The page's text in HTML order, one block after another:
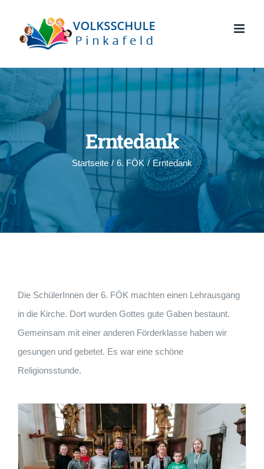
springen
Erntedank
Startseite / 6. FÖK / Erntedank
Die SchülerInnen der 6. FÖK machten einen Lehrausgang
in die Kirche. Dort wurden Gottes gute Gaben bestaunt.
Gemeinsam mit einer anderen Förderklasse haben wir
gesungen und gebetet. Es war eine schöne
Religionsstunde.